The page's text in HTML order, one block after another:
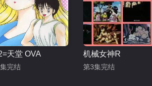
天堂 OVA
完结
机械女神R
第3集完结